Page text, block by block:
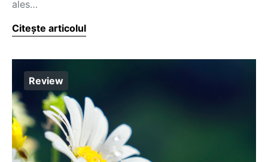
ales…
Citește articolul
Review